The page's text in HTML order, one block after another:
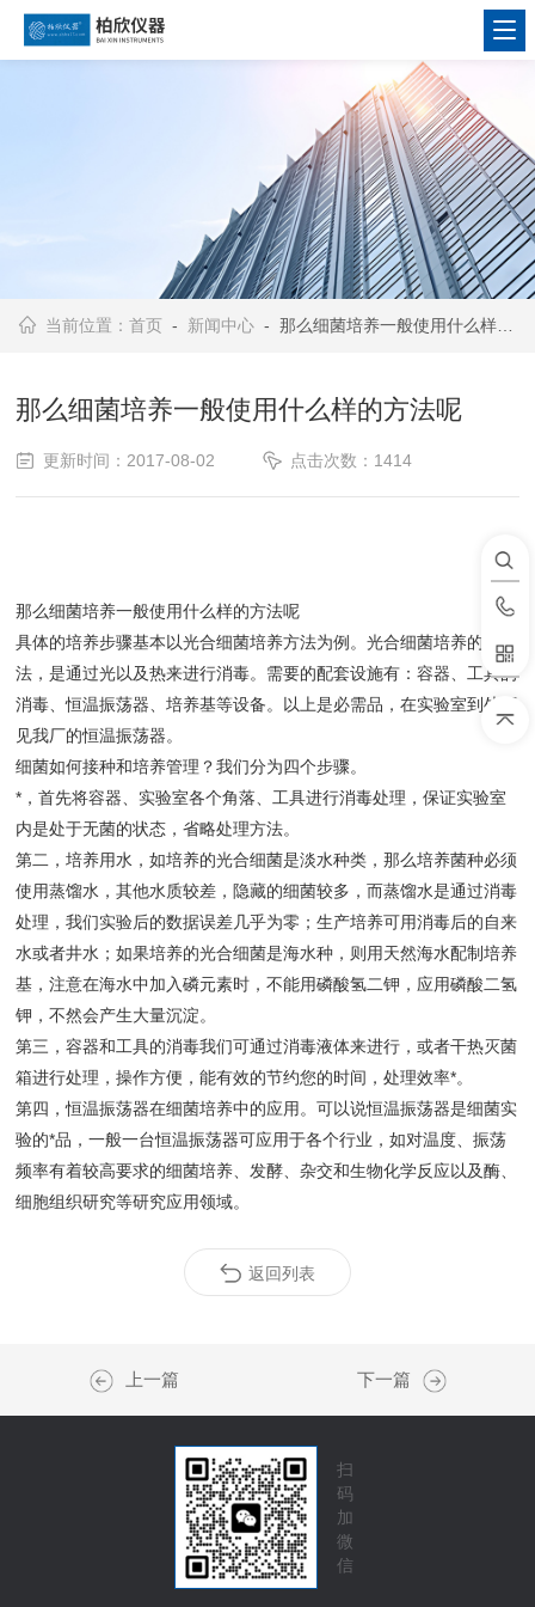
当前位置：首页 - 新闻中心 - 那么细菌培养一般使用什么样的方法呢
那么细菌培养一般使用什么样的方法呢
更新时间：2017-08-02 点击次数：1414
那么细菌培养一般使用什么样的方法呢
具体的培养步骤基本以光合细菌培养方法为例。光合细菌培养的办
法，是通过光以及热来进行消毒。需要的配套设施有：容器、工具的
消毒、恒温振荡器、培养基等设备。以上是必需品，在实验室到处可
见我厂的恒温振荡器。
细菌如何接种和培养管理？我们分为四个步骤。
*，首先将容器、实验室各个角落、工具进行消毒处理，保证实验室
内是处于无菌的状态，省略处理方法。
第二，培养用水，如培养的光合细菌是淡水种类，那么培养菌种必须
使用蒸馏水，其他水质较差，隐藏的细菌较多，而蒸馏水是通过消毒
处理，我们实验后的数据误差几乎为零；生产培养可用消毒后的自来
水或者井水；如果培养的光合细菌是海水种，则用天然海水配制培养
基，注意在海水中加入磷元素时，不能用磷酸氢二钾，应用磷酸二氢
钾，不然会产生大量沉淀。
第三，容器和工具的消毒我们可通过消毒液体来进行，或者干热灭菌
箱进行处理，操作方便，能有效的节约您的时间，处理效率*。
第四，恒温振荡器在细菌培养中的应用。可以说恒温振荡器是细菌实
验的*品，一般一台恒温振荡器可应用于各个行业，如对温度、振荡
频率有着较高要求的细菌培养、发酵、杂交和生物化学反应以及酶、
细胞组织研究等研究应用领域。
返回列表
上一篇 下一篇
扫
码
加
微
信